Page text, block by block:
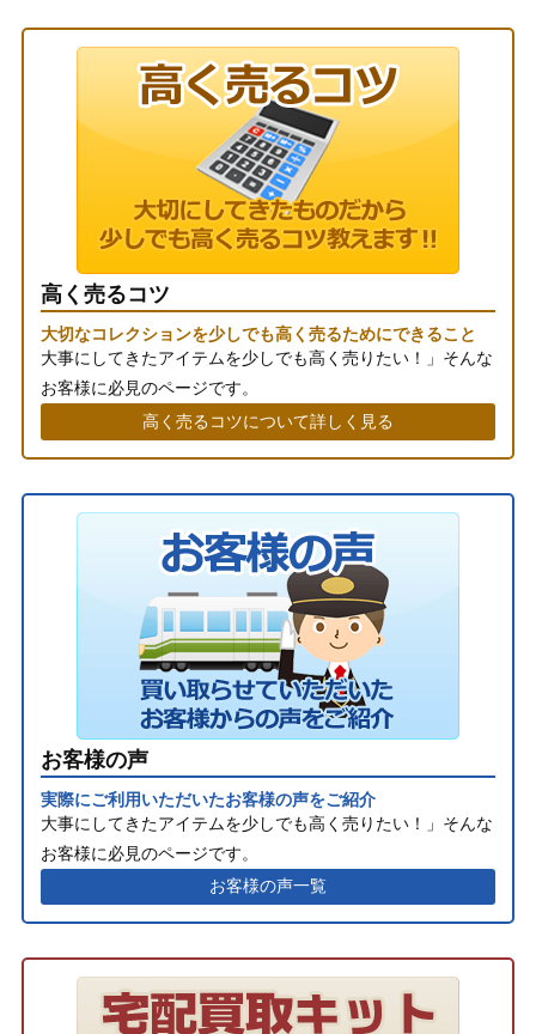
高く売るコツ
大切なコレクションを少しでも高く売るためにできること
大事にしてきたアイテムを少しでも高く売りたい！」そんな
お客様に必見のページです。
高く売るコツについて詳しく見る
お客様の声
実際にご利用いただいたお客様の声をご紹介
大事にしてきたアイテムを少しでも高く売りたい！」そんな
お客様に必見のページです。
お客様の声一覧